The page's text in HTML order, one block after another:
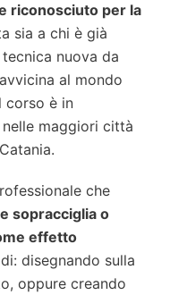
riconosciuto per la
sia a chi è già
nuova da
al mondo
corso è in
maggiori città
che
sopracciglia o
effetto
disegnando sulla
oppure creando